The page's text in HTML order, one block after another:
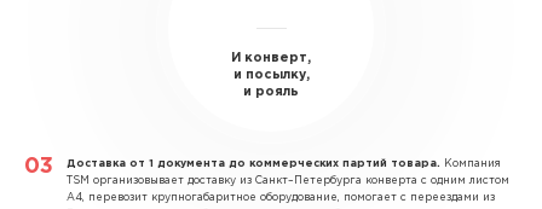
И конверт,
и посылку,
и рояль
Доставка от 1 документа до коммерческих партий товара.
Компания
TSM организовывает доставку из Санкт–Петербурга конверта с одним листом
А4, перевозит крупногабаритное оборудование, помогает с переездами из